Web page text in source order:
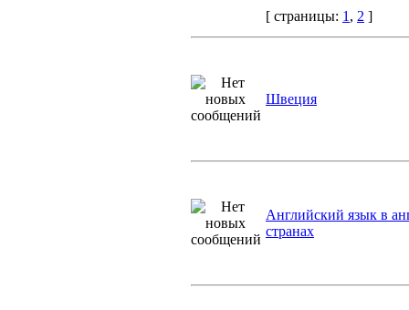
[ страницы: 1 , 2 ]
Швеция
Английский язык в
странах